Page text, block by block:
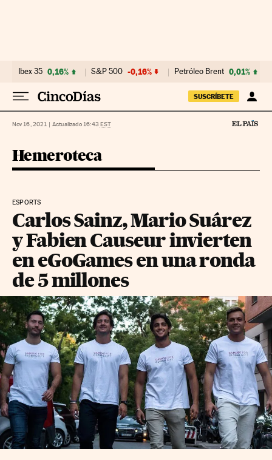
Ibex 35 0,16% S&P 500 -0,16% Petróleo Brent 0,01%
SUSCRÍBETE
Nov 16, 2021 | Actualizado 16:43 EST
Hemeroteca
ESPORTS
Carlos Sainz, Mario Suárez
y Fabien Causeur invierten
en eGoGames en una ronda
de 5 millones